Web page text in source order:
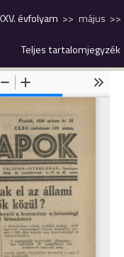
évfolyam
május
Teljes tartalomjegyzék